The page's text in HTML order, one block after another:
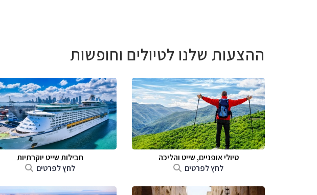
ההצעות שלנו לטיולים וחופשות
טיולי אופניים, שייט והליכה
לחץ לפרטים
חבילות שייט יוקרתיות
לחץ לפרטים